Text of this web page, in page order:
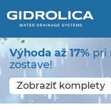
Výhoda až 17%pri
zostave!
Zobraziť komplety